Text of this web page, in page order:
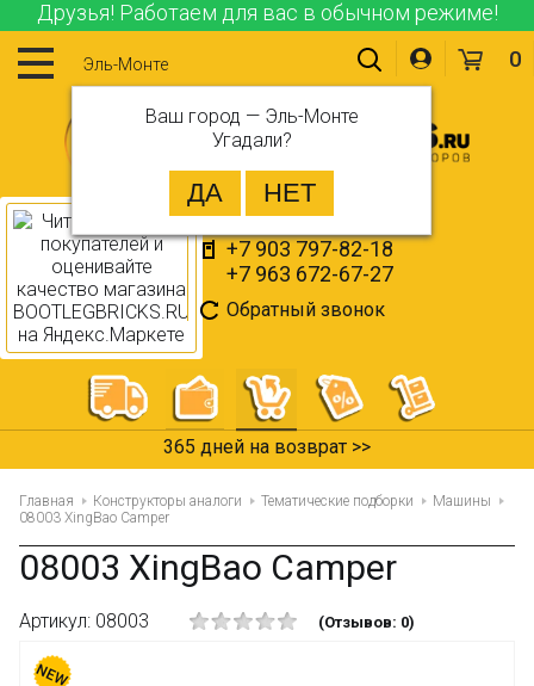
Друзья! Работаем для вас в обычном режиме!
Эль-Монте
Ваш город — Эль-Монте
Угадали?
+7 903 797-82-18
+7 963 672-67-27
Обратный звонок
0
365 дней на возврат >>
Главная Конструкторы аналоги Тематические подборки
Машины
08003 XingBao Camper
08003 XingBao Camper
Артикул: 08003 (Отзывов: 0)